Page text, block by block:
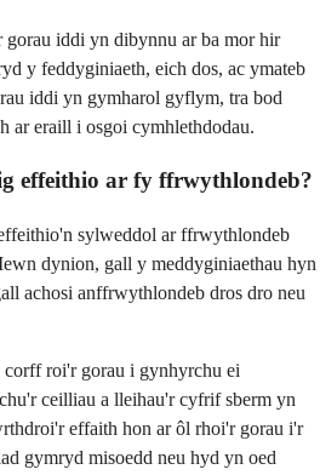
gorau iddi yn dibynnu ar ba mor hir
y feddyginiaeth, eich dos, ac ymateb
iddi yn gymharol gyflym, tra bod
ar eraill i osgoi cymhlethdodau.
effeithio ar fy ffrwythlondeb?
sylweddol ar ffrwythlondeb
dynion, gall y meddyginiaethau hyn
achosi anffrwythlondeb dros dro neu
roi'r gorau i gynhyrchu ei
ceilliau a lleihau'r cyfrif sberm yn
effaith hon ar ôl rhoi'r gorau i'r
gymryd misoedd neu hyd yn oed